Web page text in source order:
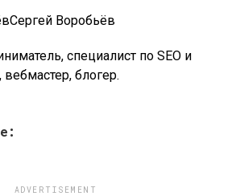
Сергей Воробьёв
специалист по SEO и
блогер.
ADVERTISEMENT